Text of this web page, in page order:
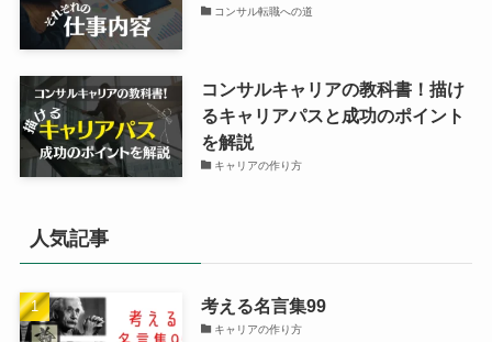
コンサル転職への道
コンサルキャリアの教科書！描け
るキャリアパスと成功のポイント
を解説
キャリアの作り方
人気記事
考える名言集99
キャリアの作り方